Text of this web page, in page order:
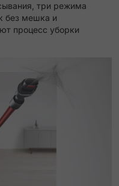
три режима
без мешка и
процесс уборки